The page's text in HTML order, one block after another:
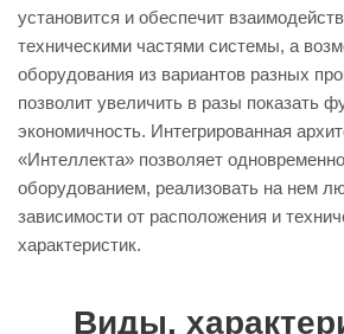
установится и обеспечит
техническими частями системы, а
оборудования из вариантов разных
позволит увеличить в разы показать
экономичность. Интегрированная
«Интеллекта» позволяет
оборудованием, реализовать на нем
зависимости от расположения и
характеристик.
Виды,